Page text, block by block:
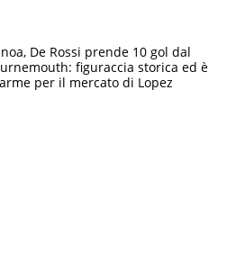
De Rossi prende 10 gol dal
figuraccia storica ed è
per il mercato di Lopez